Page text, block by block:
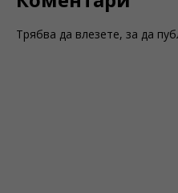
Трябва да влезете, за да